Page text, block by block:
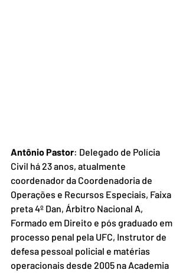
Antônio Pastor: Delegado de Polícia
Civil há 23 anos, atualmente
coordenador da Coordenadoria de
Operações e Recursos Especiais, Faixa
preta 4º Dan, Árbitro Nacional A,
Formado em Direito e pós graduado em
processo penal pela UFC, Instrutor de
defesa pessoal policial e matérias
operacionais desde 2005 na Academia